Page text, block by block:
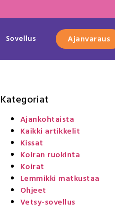
Sovellus Ajanvaraus
Kategoriat
Ajankohtaista
Kaikki artikkelit
Kissat
Koiran ruokinta
Koirat
Lemmikki matkustaa
Ohjeet
Vetsy-sovellus